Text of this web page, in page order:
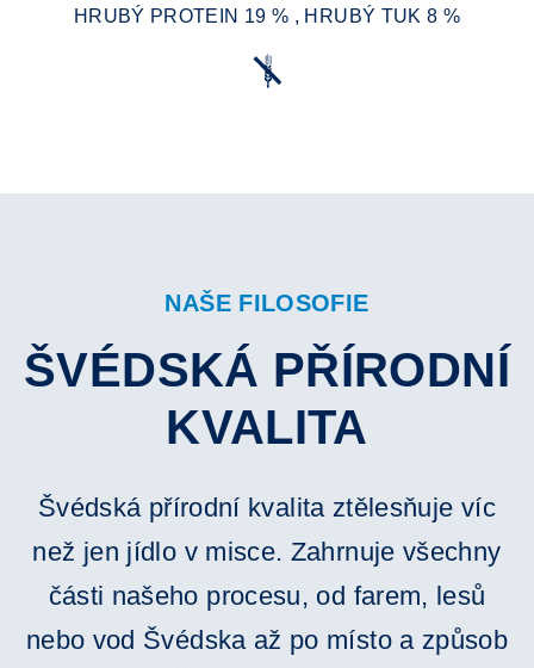
HRUBÝ PROTEIN 19 % , HRUBÝ TUK 8 %
NAŠE FILOSOFIE
ŠVÉDSKÁ PŘÍRODNÍ
KVALITA
Švédská přírodní kvalita ztělesňuje víc
než jen jídlo v misce. Zahrnuje všechny
části našeho procesu, od farem, lesů
nebo vod Švédska až po místo a způsob